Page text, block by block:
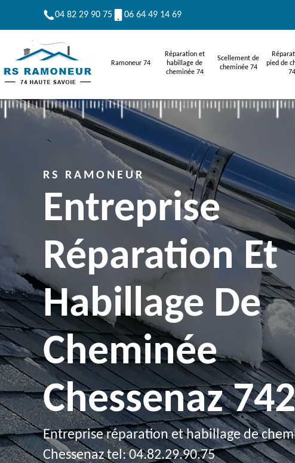
04 82 29 90 75 06 64 49 14 69
Ramoneur 74
Réparation et
habillage de
cheminée 74
Scellement de
cheminée 74
pied de
74
RS RAMONEUR
Entreprise
Réparation Et
Habillage De
Cheminée
Chessenaz
Entreprise réparation et habillage de
Chessenaz tel: 04.82.29.90.75